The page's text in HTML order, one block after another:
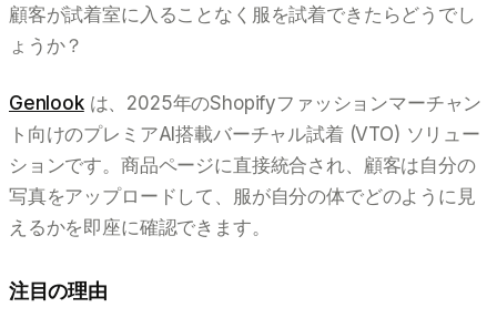
顧客が試着室に入ることなく服を試着できたらどうでし
ょうか？
Genlookは、2025年のShopifyファッションマーチャン
ト向けのプレミアAI搭載バーチャル試着 (VTO) ソリュー
ションです。商品ページに直接統合され、顧客は自分の
写真をアップロードして、服が自分の体でどのように見
えるかを即座に確認できます。
注目の理由